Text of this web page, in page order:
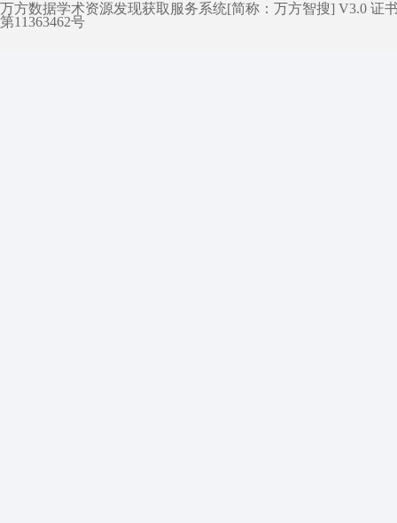
万方数据学术资源发现获取服务系统[简称：万方智搜] V3.0 证
第11363462号